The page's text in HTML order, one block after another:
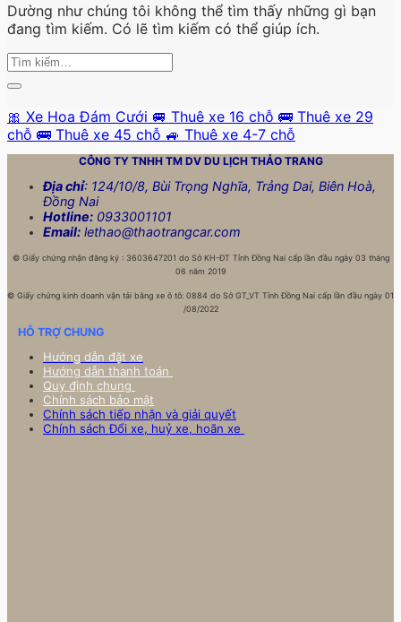
Dường như chúng tôi không thể tìm thấy những gì bạn
đang tìm kiếm. Có lẽ tìm kiếm có thể giúp ích.
🎀 Xe Hoa Đám Cưới 🚐 Thuê xe 16 chỗ 🚌 Thuê xe 29
chỗ 🚌 Thuê xe 45 chỗ 🚙 Thuê xe 4-7 chỗ
CÔNG TY TNHH TM DV DU LỊCH THẢO TRANG
Địa chỉ: 124/10/8, Bùi Trọng Nghĩa, Trảng Dai, Biên Hoà,
Đồng Nai
Hotline: 0933001101
Email: lethao@thaotrangcar.com
©Giấy chứng nhận đăng ký : 3603647201 do Sở KH-ĐT Tỉnh Đồng Nai cấp lần đầu ngày 03 tháng
06 năm 2019
© Giấy chứng kinh doanh vận tải bằng xe ô tô: 0884 do Sở GT_VT Tỉnh Đồng Nai cấp lần đầu ngày 01
/08/2022
HỖ TRỢ CHUNG
Hướng dẫn đặt xe
Hướng dẫn thanh toán
Quy định chung
Chính sách bảo mật
Chính sách tiếp nhận và giải quyết
Chính sách Đổi xe, huỷ xe, hoãn xe